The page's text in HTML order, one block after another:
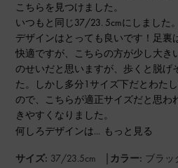
こちらを見つけました。
いつもと同じ37/23. 5cmにしました。
デザインはとっても良いです！足裏
快適ですが、こちらの方が少し大き
のせいだと思いますが、歩くと脱げ
た。しかし多分1サイズ下だとわた
ので、こちらが適正サイズだと思わ
きやすくなりました。
何しろデザインは... もっと見る
サイズ: 37/23.5cm | カラー: ブラッ